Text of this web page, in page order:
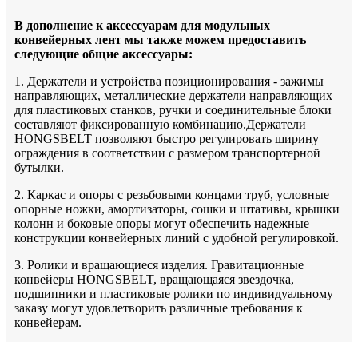
В дополнение к аксессуарам для модульных
конвейерных лент мы также можем предоставить
следующие общие аксессуары:
1. Держатели и устройства позиционирования - зажимы
направляющих, металлические держатели направляющих
для пластиковых станков, ручки и соединительные блоки
составляют фиксированную комбинацию.Держатели
HONGSBELT позволяют быстро регулировать ширину
ограждения в соответствии с размером транспортерной
бутылки.
2. Каркас и опоры с резьбовыми концами труб, условные
опорные ножки, амортизаторы, сошки и штативы, крышки
колонн и боковые опоры могут обеспечить надежные
конструкции конвейерных линий с удобной регулировкой.
3. Ролики и вращающиеся изделия. Гравитационные
конвейеры HONGSBELT, вращающаяся звездочка,
подшипники и пластиковые ролики по индивидуальному
заказу могут удовлетворить различные требования к
конвейерам.